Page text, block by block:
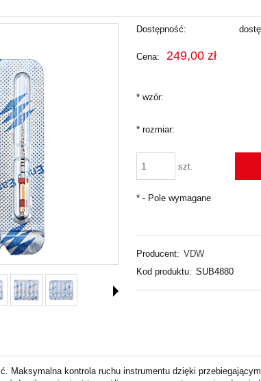
Dostępność:
Cena: 249,00 zł
*wzór:
*rozmiar:
szt.
*- Pole wymagane
Producent: VDW
Kod produktu: SUB4880
Maksymalna kontrola ruchu instrumentu dzięki